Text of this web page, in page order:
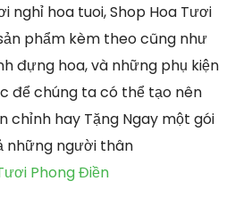
nghỉ hoa tuoi, Shop Hoa Tươi
phẩm kèm theo cũng như
đựng hoa, và những phụ kiện
để chúng ta có thể tạo nên
chỉnh hay Tặng Ngay một gói
những người thân
Phong Điền